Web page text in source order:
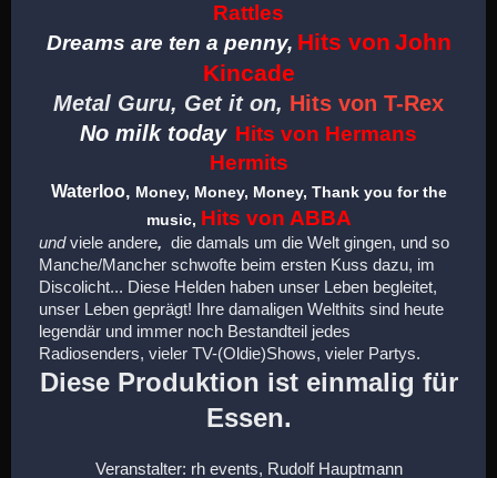
Rattles
Dreams are ten a penny, Hits von John
Kincade
Metal Guru, Get it on, Hits von T-Rex
No milk today Hits von Hermans
Hermits
Waterloo, Money, Money, Money, Thank you for the
music, Hits von ABBA
und viele andere, die damals um die Welt gingen, und so
Manche/Mancher schwofte beim ersten Kuss dazu, im
Discolicht... Diese Helden haben unser Leben begleitet,
unser Leben geprägt! Ihre damaligen Welthits sind heute
legendär und immer noch Bestandteil jedes
Radiosenders, vieler TV-(Oldie)Shows, vieler Partys.
Diese Produktion ist einmalig für
Essen.
Veranstalter: rh events, Rudolf Hauptmann